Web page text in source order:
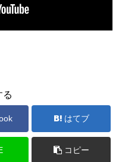
る
はてブ
コピー